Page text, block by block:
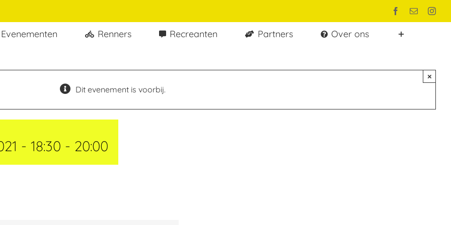
Facebook
E-
Evenementen Renners Recreanten Partners Over ons
Dit evenement is voorbij.
×
- 18:30 - 20:00